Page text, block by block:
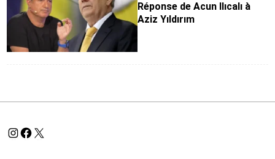
Réponse de Acun Ilıcalı à
Aziz Yıldırım